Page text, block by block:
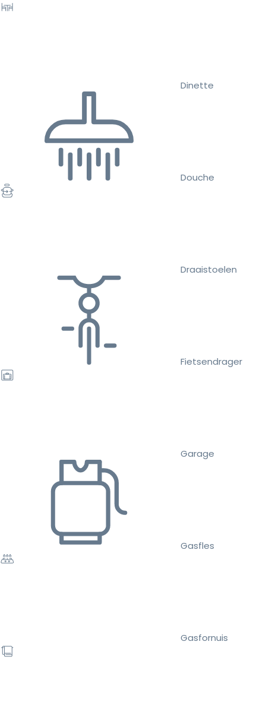
Dinette
Douche
Draaistoelen
Fietsendrager
Garage
Gasfles
Gasfornuis